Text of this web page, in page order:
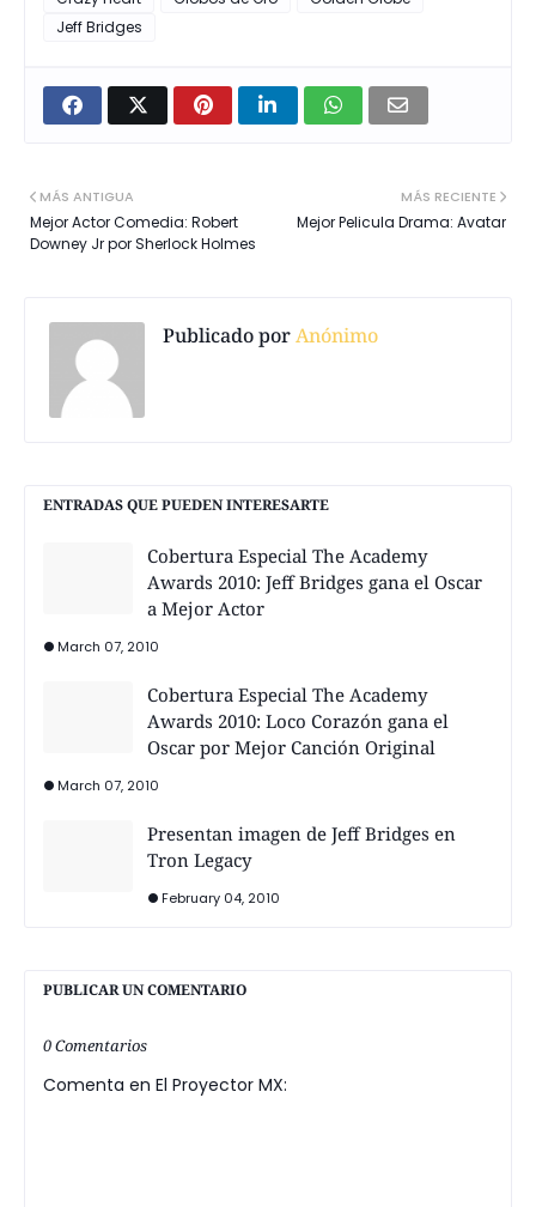
Jeff Bridges
MÁS RECIENTE
Mejor Pelicula Drama: Avatar
MÁS ANTIGUA
Mejor Actor Comedia: Robert
Downey Jr por Sherlock Holmes
Publicado porAnónimo
ENTRADAS QUE PUEDEN INTERESARTE
Cobertura Especial The Academy
Awards 2010: Jeff Bridges gana el Oscar
a Mejor Actor
March 07, 2010
Cobertura Especial The Academy
Awards 2010: Loco Corazón gana el
Oscar por Mejor Canción Original
March 07, 2010
Presentan imagen de Jeff Bridges en
Tron Legacy
February 04, 2010
PUBLICAR UN COMENTARIO
0 Comentarios
Comenta en El Proyector MX: